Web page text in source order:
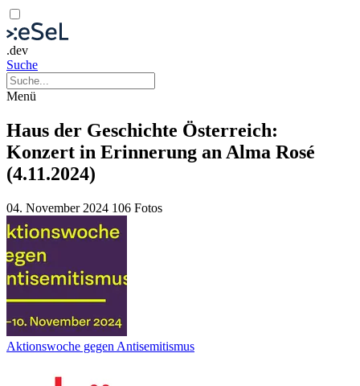
.dev
Suche
Menü
Haus der Geschichte Österreich:
Konzert in Erinnerung an Alma Rosé
(4.11.2024)
04. November 2024 106 Fotos
Aktionswoche gegen Antisemitismus